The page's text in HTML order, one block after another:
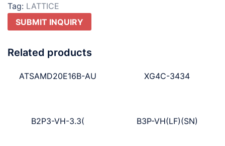
Tag: LATTICE
SUBMIT INQUIRY
Related products
ATSAMD20E16B-AU XG4C-3434
B2P3-VH-3.3( B3P-VH(LF)(SN)